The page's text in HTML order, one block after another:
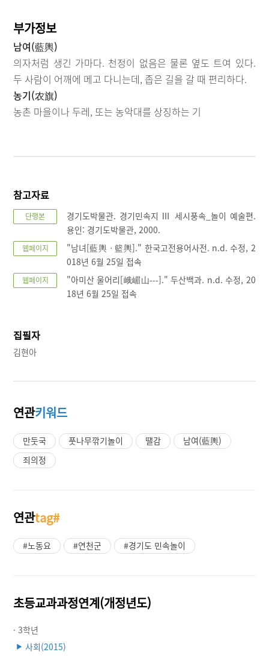
부가정보
남여(藍輿)
의자처럼 생긴 가마다. 천정이 없음은 물론 옆도 트여 있다.
두 사람이 어깨에 메고 다니는데, 좁은 길을 갈 때 편리하다.
농기(农旗)
농촌 마을이나 두레, 또는 농악대를 상징하는 기
참고자료
단행본
경기도박물관. 경기민속지 Ⅲ 세시풍속_놀이 예술편.
용인: 경기도박물관, 2000.
웹페이지
"남녀[藍輿ㆍ籃輿]." 한국고전용어사전. n.d. 수정, 2
018년 6월 25일 접속
웹페이지
"아미산 울어리[峨嵋山---]." 두산백과. n.d. 수정, 20
18년 6월 25일 접속
집필자
김현아
연관키워드
만둣국 풋나무깎기놀이 땔감
남여(藍輿)
죄의정
연관tag#
#노동요 #연천군 #경기도 민속놀이
초등교과과정연계(개정년도)
· 3학년
▶ 사회(2015)